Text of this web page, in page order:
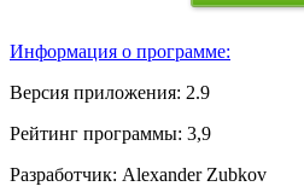
Информация о программе:
Версия приложения: 2.9
Рейтинг программы: 3,9
Разработчик: Alexander Zubkov